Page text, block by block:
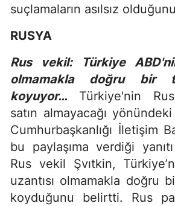
suçlamaların asılsız
RUSYA
Rus vekil: Türkiye
olmamakla doğru bir
koyuyor… Türkiye'nin
satın almayacağı yönündeki
Cumhurbaşkanlığı İletişim
bu paylaşıma verdiği
Rus vekil Şvıtkin,
uzantısı olmamakla doğru
koyduğunu belirtti. Rus